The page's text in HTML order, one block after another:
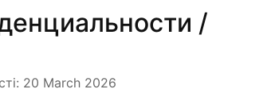
/
20 March 2026